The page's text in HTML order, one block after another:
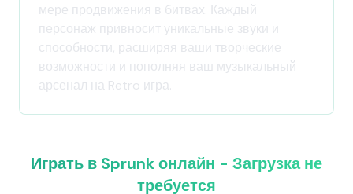
мере продвижения в битвах. Каждый
персонаж привносит уникальные звуки и
способности, расширяя ваши творческие
возможности и пополняя ваш музыкальный
арсенал на Retro игра.
Играть в Sprunk онлайн - Загрузка не
требуется